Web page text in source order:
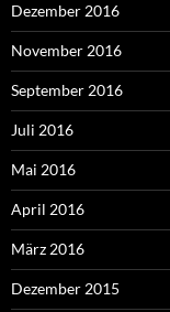
Dezember 2016
November 2016
September 2016
Juli 2016
Mai 2016
April 2016
März 2016
Dezember 2015